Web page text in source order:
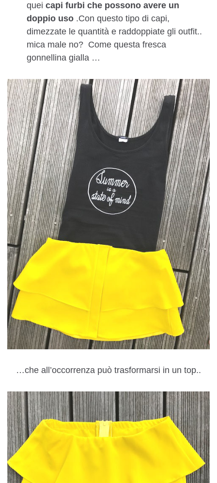
quei capi furbi che possono avere un
doppio uso .Con questo tipo di capi,
dimezzate le quantità e raddoppiate gli outfit..
mica male no? Come questa fresca
gonnellina gialla …
…che all’occorrenza può trasformarsi in un top..